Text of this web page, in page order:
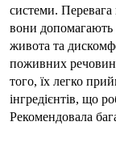
системи. Перевага
вони
живота та
поживних речовин
того, їх легко
інгредієнтів, що
Рекомендовала